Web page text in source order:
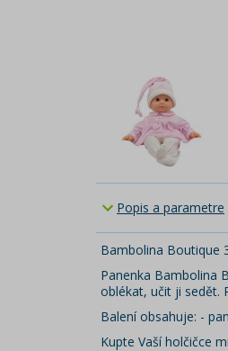
Popis a parametre
Bambolina Boutique
Panenka Bambolina
oblékat, učit ji sedět.
Balení obsahuje: -
Kupte Vaší holčičce